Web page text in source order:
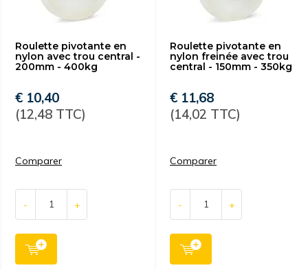
Roulette pivotante en
nylon avec trou central -
200mm - 400kg
€ 10,40
(12,48 TTC)
Comparer
- +
Roulette pivotante en
nylon freinée avec trou
central - 150mm - 350kg
€ 11,68
(14,02 TTC)
Comparer
- +